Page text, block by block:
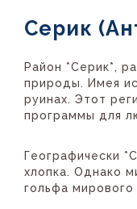
Серик
Район *Серик*,
природы. Имея
руинах. Этот
программы для
Географически
хлопка. Однако
гольфа мирового